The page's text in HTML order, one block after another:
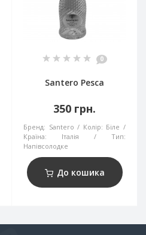
0
Santero Pesca
350 грн.
Бренд: Santero Колір: Біле
Країна:
Італія
Тип:
Напівсолодке
До кошика